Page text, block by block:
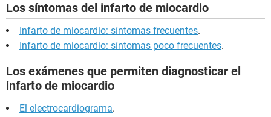
Los síntomas del infarto de miocardio
Infarto de miocardio: síntomas frecuentes.
Infarto de miocardio: síntomas poco frecuentes.
Los exámenes que permiten diagnosticar el
infarto de miocardio
El electrocardiograma.